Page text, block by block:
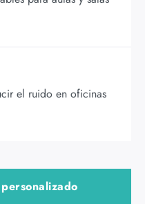
el ruido en oficinas